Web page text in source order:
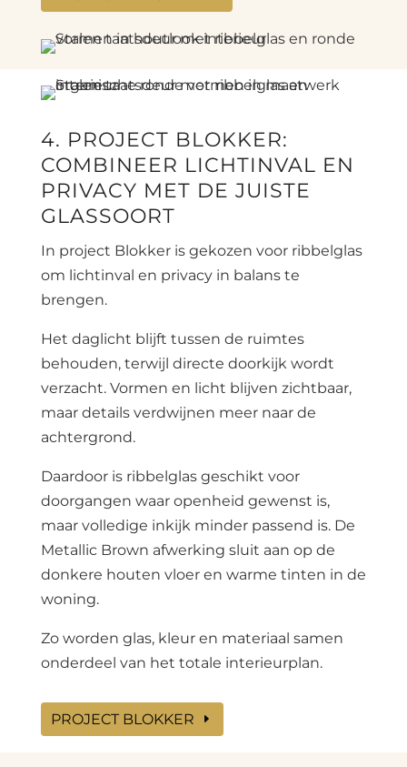
4. PROJECT BLOKKER:
COMBINEER LICHTINVAL EN
PRIVACY MET DE JUISTE
GLASSOORT
In project Blokker is gekozen voor ribbelglas
om lichtinval en privacy in balans te
brengen.
Het daglicht blijft tussen de ruimtes
behouden, terwijl directe doorkijk wordt
verzacht. Vormen en licht blijven zichtbaar,
maar details verdwijnen meer naar de
achtergrond.
Daardoor is ribbelglas geschikt voor
doorgangen waar openheid gewenst is,
maar volledige inkijk minder passend is. De
Metallic Brown afwerking sluit aan op de
donkere houten vloer en warme tinten in de
woning.
Zo worden glas, kleur en materiaal samen
onderdeel van het totale interieurplan.
PROJECT BLOKKER